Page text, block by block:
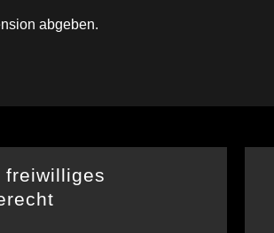
abgeben.
freiwilliges